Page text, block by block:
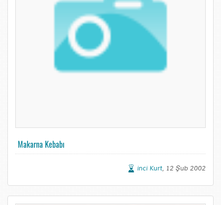
Makarna Kebabı
inci Kurt, 12 Şub 2002